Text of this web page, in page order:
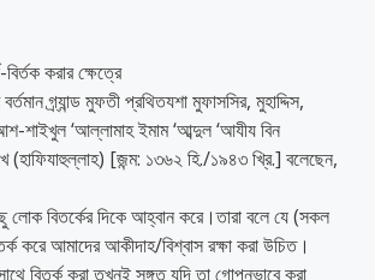
করার ক্ষেত্রে
গ্র্যান্ড মুফতী প্রথিতযশা মুফাসসির, মুহাদ্দিস,
শাইখুল ‘আল্লামাহ ইমাম ‘আব্দুল ‘আযীয বিন
(হাফিযাহুল্লাহ) [জন্ম: ১৩৬২ হি./১৯৪৩ খ্রি.] বলেছেন,
লোক বিতর্কের দিকে আহ্বান করে।তারা বলে যে (সকল
করে আমাদের আকীদাহ/বিশ্বাস রক্ষা করা উচিত।
বিতর্ক করা তখনই সঙ্গত যদি তা গোপনভাবে করা